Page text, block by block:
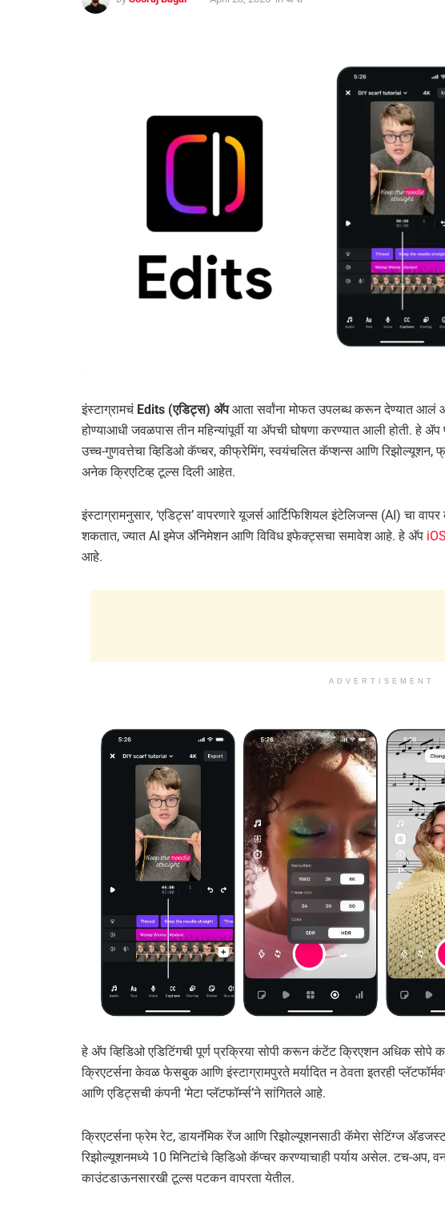
इंस्टाग्रामचं Edits (एडिट्स) अ‍ॅपआता सर्वांना मोफत उपलब्ध करून देण्यात आलं
होण्याआधी जवळपास तीन महिन्यांपूर्वी या अ‍ॅपची घोषणा करण्यात आली होती. हे
उच्च-गुणवत्तेचा व्हिडिओ कॅप्चर, कीफ्रेमिंग, स्वयंचलित कॅप्शन्स आणि रिझोल्यूशन,
अनेक क्रिएटिव्ह टूल्स दिली आहेत.
इंस्टाग्रामनुसार, ‘एडिट्स’ वापरणारे यूजर्स आर्टिफिशियल इंटेलिजन्स (AI) चा
शकतात, ज्यात AI इमेज अ‍ॅनिमेशन आणि विविध इफेक्ट्सचा समावेश आहे. हे अ‍ॅप iOS
आहे.
ADVERTISEMENT
हे अ‍ॅप व्हिडिओ एडिटिंगची पूर्ण प्रक्रिया सोपी करून कंटेंट क्रिएशन अधिक सोपे
क्रिएटर्सना केवळ फेसबुक आणि इंस्टाग्रामपुरते मर्यादित न ठेवता इतरही
आणि एडिट्सची कंपनी ‘मेटा प्लॅटफॉर्म्स’ने सांगितले आहे.
क्रिएटर्सना फ्रेम रेट, डायनॅमिक रेंज आणि रिझोल्यूशनसाठी कॅमेरा सेटिंग्ज
रिझोल्यूशनमध्ये 10 मिनिटांचे व्हिडिओ कॅप्चर करण्याचाही पर्याय असेल. टच-अप,
काउंटडाऊनसारखी टूल्स पटकन वापरता येतील.